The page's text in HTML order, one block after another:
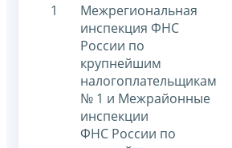
1
Межрегиональная
инспекция ФНС
России по
крупнейшим
налогоплательщикам
№ 1 и Межрайонные
инспекции
ФНС России по